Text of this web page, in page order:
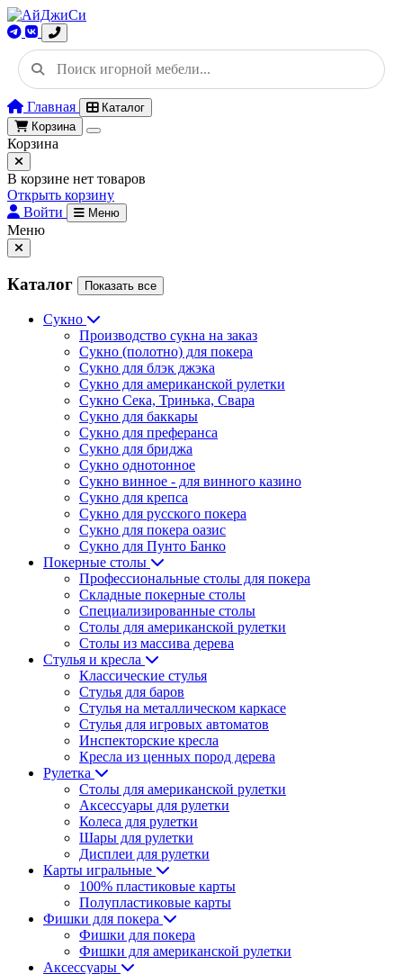
Главная
Каталог
Корзина
Корзина
В корзине нет товаров
Открыть корзину
Войти
Меню
Меню
Каталог Показать все
Сукно
Производство сукна на заказ
Сукно (полотно) для покера
Сукно для блэк джэка
Сукно для американской рулетки
Сукно Сека, Тринька, Свара
Сукно для баккары
Сукно для преферанса
Сукно для бриджа
Сукно однотонное
Сукно винное - для винного казино
Сукно для крепса
Сукно для русского покера
Сукно для покера оазис
Сукно для Пунто Банко
Покерные столы
Профессиональные столы для покера
Складные покерные столы
Специализированные столы
Столы для американской рулетки
Столы из массива дерева
Стулья и кресла
Классические стулья
Стулья для баров
Стулья на металлическом каркасе
Стулья для игровых автоматов
Инспекторские кресла
Кресла из ценных пород дерева
Рулетка
Столы для американской рулетки
Аксессуары для рулетки
Колеса для рулетки
Шары для рулетки
Дисплеи для рулетки
Карты игральные
100% пластиковые карты
Полупластиковые карты
Фишки для покера
Фишки для покера
Фишки для американской рулетки
Аксессуары